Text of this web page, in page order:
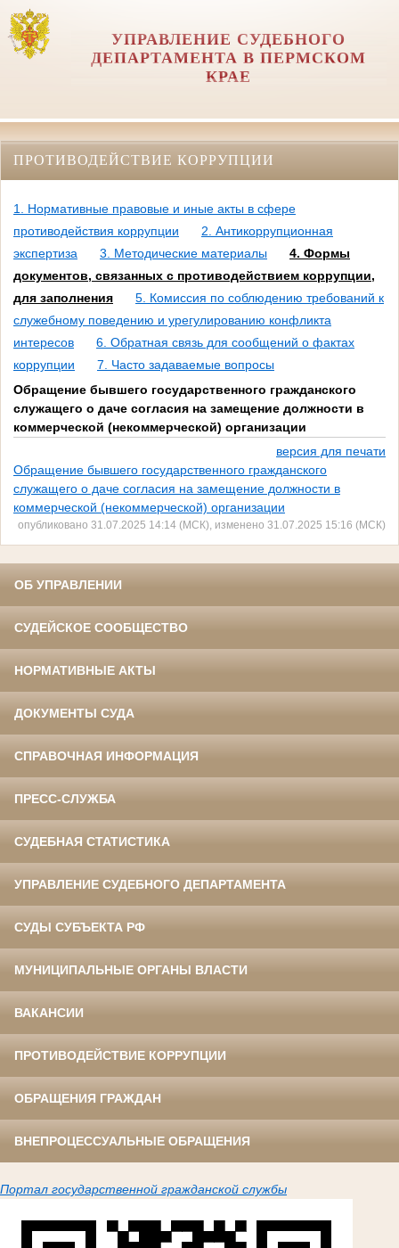
УПРАВЛЕНИЕ СУДЕБНОГО
ДЕПАРТАМЕНТА В ПЕРМСКОМ
КРАЕ
ПРОТИВОДЕЙСТВИЕ КОРРУПЦИИ
1. Нормативные правовые и иные акты в сфере
противодействия коррупции
2. Антикоррупционная
экспертиза
3. Методические материалы
4. Формы
документов, связанных с противодействием коррупции,
для заполнения
5. Комиссия по соблюдению требований к
служебному поведению и урегулированию конфликта
интересов
6. Обратная связь для сообщений о фактах
коррупции
7. Часто задаваемые вопросы
Обращение бывшего государственного гражданского
служащего о даче согласия на замещение должности в
коммерческой (некоммерческой) организации
версия для печати
Обращение бывшего государственного гражданского
служащего о даче согласия на замещение должности в
коммерческой (некоммерческой) организации
опубликовано 31.07.2025 14:14 (МСК), изменено 31.07.2025 15:16 (МСК)
ОБ УПРАВЛЕНИИ
СУДЕЙСКОЕ СООБЩЕСТВО
НОРМАТИВНЫЕ АКТЫ
ДОКУМЕНТЫ СУДА
СПРАВОЧНАЯ ИНФОРМАЦИЯ
ПРЕСС-СЛУЖБА
СУДЕБНАЯ СТАТИСТИКА
УПРАВЛЕНИЕ СУДЕБНОГО ДЕПАРТАМЕНТА
СУДЫ СУБЪЕКТА РФ
МУНИЦИПАЛЬНЫЕ ОРГАНЫ ВЛАСТИ
ВАКАНСИИ
ПРОТИВОДЕЙСТВИЕ КОРРУПЦИИ
ОБРАЩЕНИЯ ГРАЖДАН
ВНЕПРОЦЕССУАЛЬНЫЕ ОБРАЩЕНИЯ
Портал государственной гражданской службы